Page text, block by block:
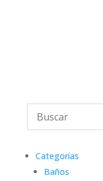
Categorías
Baños